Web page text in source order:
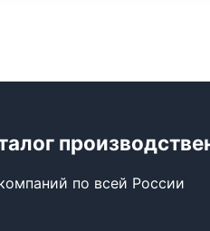
по всей России